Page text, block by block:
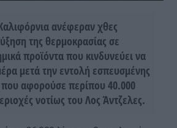
ανέφεραν χθες
της θερμοκρασίας σε
προϊόντα που κινδυνεύει να
μετά την εντολή εσπευσμένης
αφορούσε περίπου 40.000
νοτίως του Λος Άντζελες.